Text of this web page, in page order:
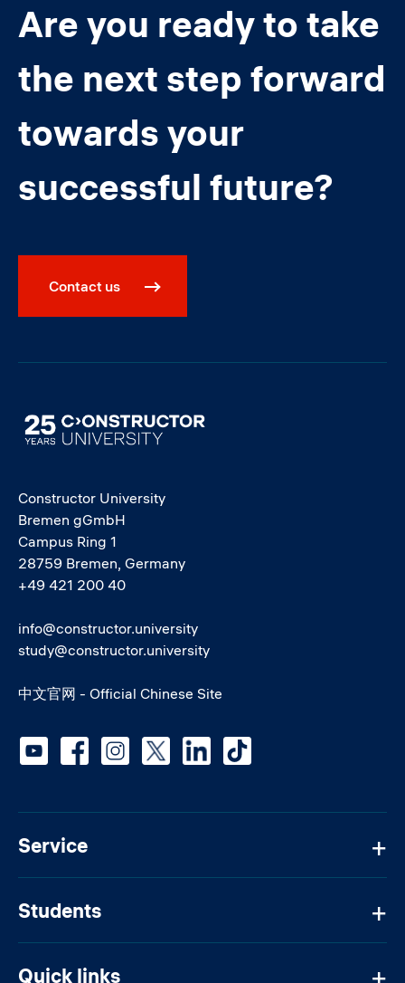
Are you ready to take
the next step forward
towards your
successful future?
Contact us
Image
Constructor University
Bremen gGmbH
Campus Ring 1
28759 Bremen, Germany
+49 421 200 40
info@constructor.university
study@constructor.university
中文官网 - Official Chinese Site
Service
Students
Quick links
Social media